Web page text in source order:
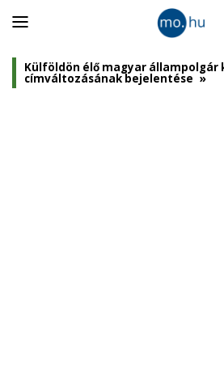
Panel
nyitása
Külföldön élő magyar állampolgár
címváltozásának bejelentése »